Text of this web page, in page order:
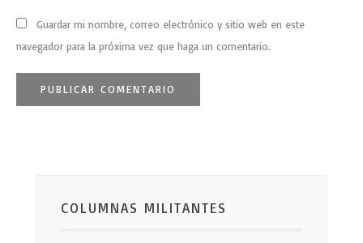
Guardar mi nombre, correo electrónico y sitio web en este
navegador para la próxima vez que haga un comentario.
COLUMNAS MILITANTES